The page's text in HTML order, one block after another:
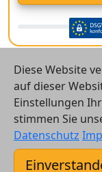
© 2026
Kontakt
Diese Website
auf dieser
Einstellungen
stimmen Sie
Datenschutz